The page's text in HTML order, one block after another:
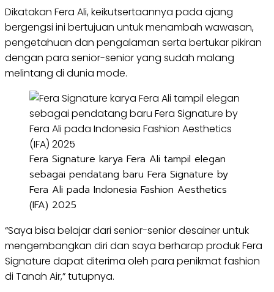
Dikatakan Fera Ali, keikutsertaannya pada ajang
bergengsi ini bertujuan untuk menambah wawasan,
pengetahuan dan pengalaman serta bertukar pikiran
dengan para senior-senior yang sudah malang
melintang di dunia mode.
Fera Signature karya Fera Ali tampil elegan
sebagai pendatang baru Fera Signature by
Fera Ali pada Indonesia Fashion Aesthetics
(IFA) 2025
“Saya bisa belajar dari senior-senior desainer untuk
mengembangkan diri dan saya berharap produk Fera
Signature dapat diterima oleh para penikmat fashion
di Tanah Air,” tutupnya.